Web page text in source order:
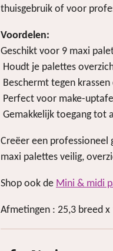
thuisgebruik of voor
Voordelen:
Geschikt voor 9 maxi
Houdt je palettes
Beschermt tegen krassen
Perfect voor make-
Gemakkelijk toegang tot
Creëer een professioneel
maxi palettes veilig,
Shop ook de Mini & midi
Afmetingen : 25,3 breed